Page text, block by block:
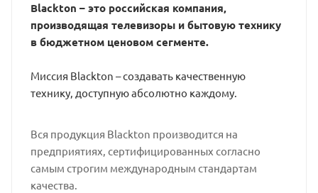
Blackton – это российская компания,
производящая телевизоры и бытовую технику
в бюджетном ценовом сегменте.
Миссия Blackton – создавать качественную
технику, доступную абсолютно каждому.
Вся продукция Blackton производится на
предприятиях, сертифицированных согласно
самым строгим международным стандартам
качества.